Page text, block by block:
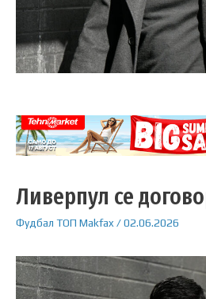
Ливерпул се
Фудбал ТОП Makfax /02.06.2026